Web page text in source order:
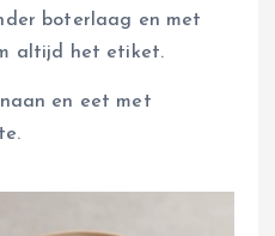
boterlaag en met
altijd het etiket.
en eet met